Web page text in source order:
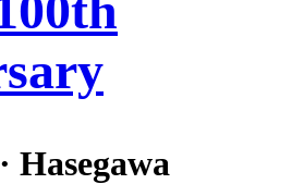
Hasegawa